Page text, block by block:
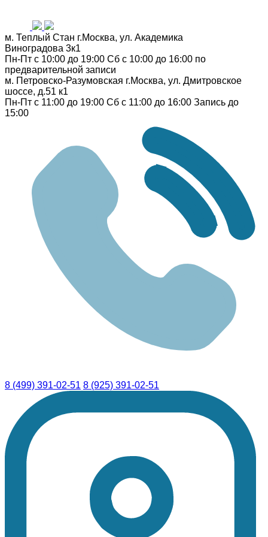
м. Теплый Стан г.Москва, ул. Академика
Виноградова 3к1
Пн-Пт с 10:00 до 19:00 Сб с 10:00 до 16:00 по
предварительной записи
м. Петровско-Разумовская г.Москва, ул. Дмитровское
шоссе, д.51 к1
Пн-Пт с 11:00 до 19:00 Сб с 11:00 до 16:00 Запись до
15:00
8 (499) 391-02-51 8 (925) 391-02-51